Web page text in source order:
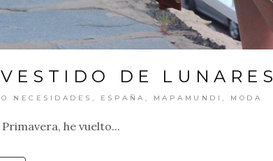
DE LUNARES
NECESIDADES , ESPAÑA , MAPAMUNDI , MODA
he vuelto...